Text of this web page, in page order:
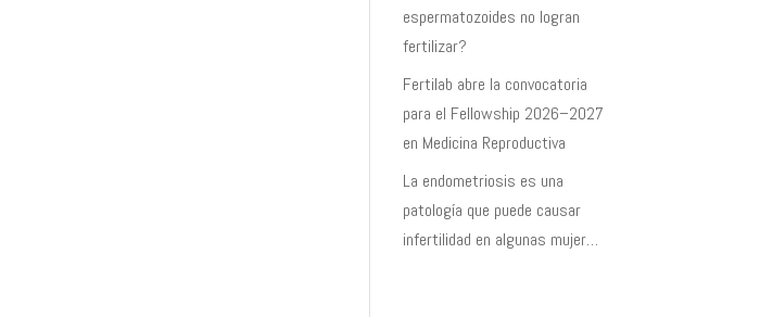
espermatozoides no logran
fertilizar?
Fertilab abre la convocatoria
para el Fellowship 2026–2027
en Medicina Reproductiva
La endometriosis es una
patología que puede causar
infertilidad en algunas mujer…